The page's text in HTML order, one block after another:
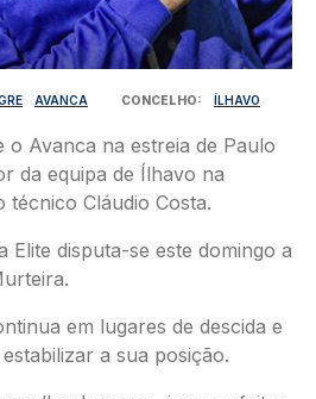
AVANCA CONCELHO ÍLHAVO
o Avanca na estreia de Paulo
da equipa de Ílhavo na
técnico Cláudio Costa.
Elite disputa-se este domingo a
em lugares de descida e
a sua posição.